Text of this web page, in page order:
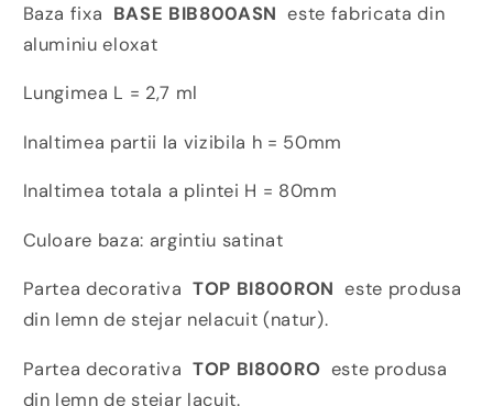
Baza fixa BASE BIB800ASN este fabricata din
aluminiu eloxat
Lungimea L = 2,7 ml
Inaltimea partii la vizibila h = 50mm
Inaltimea totala a plintei H = 80mm
Culoare baza: argintiu satinat
Partea decorativaTOP BI800RON este produsa
din lemn de stejar nelacuit (natur).
Partea decorativaTOP BI800RO este produsa
din lemn de stejar lacuit.